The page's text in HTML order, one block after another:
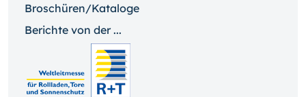
Broschüren/Kataloge
Berichte von der ...